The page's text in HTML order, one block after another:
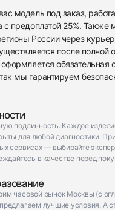
модель под заказ, работа
с предоплатой 25%. Также
России через
после полной
обязательная
мы гарантируем
подлинность. Каждое
для любой диагностики.
сервисах — выбирайте
в качестве перед
часовой рынок Москвы (с
лучшие условия. А